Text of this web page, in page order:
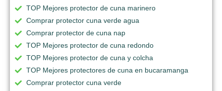
TOP Mejores protector de cuna marinero
Comprar protector cuna verde agua
Comprar protector de cuna nap
TOP Mejores protector de cuna redondo
TOP Mejores protector de cuna y colcha
TOP Mejores protectores de cuna en bucaramanga
Comprar protector cuna verde